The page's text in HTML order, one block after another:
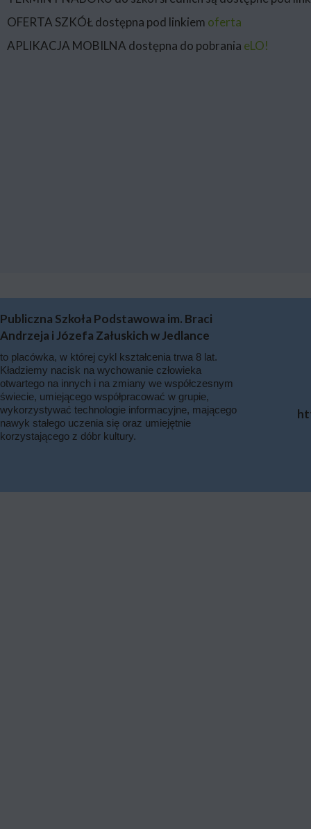
OFERTA SZKÓŁ dostępna pod linkiem oferta
APLIKACJA MOBILNA dostępna do pobrania eLO!
to placówka, w której cykl kształcenia trwa 8 lat.
Kładziemy nacisk na wychowanie człowieka
otwartego na innych i na zmiany we współczesnym
świecie, umiejącego współpracować w grupie,
wykorzystywać technologie informacyjne, mającego
nawyk stałego uczenia się oraz umiejętnie
korzystającego z dóbr kultury.
Publiczna Szkoła Podstawowa im. Braci
Andrzeja i Józefa Załuskich w Jedlance